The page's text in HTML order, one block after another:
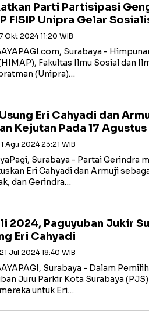
Parti Partisipasi
FISIP Unipra Gelar
Okt 2024 11:20 WIB
Surabaya -
Fakultas Ilmu Sosial dan
(Unipra)…
Eri Cahyadi dan
Kejutan Pada 17 Agustus
Agu 2024 23:21 WIB
Surabaya - Partai Gerindra
Eri Cahyadi dan Armuji
dan Gerindra…
2024, Paguyuban Jukir
Eri Cahyadi
Jul 2024 18:40 WIB
Surabaya - Dalam
Juru Parkir Kota Surabaya
untuk Eri…